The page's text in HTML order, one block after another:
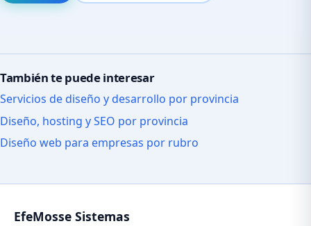
También te puede interesar
Servicios de diseño y desarrollo por provincia
Diseño, hosting y SEO por provincia
Diseño web para empresas por rubro
EfeMosse Sistemas